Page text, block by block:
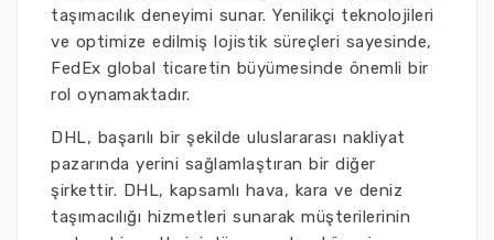
taşımacılık deneyimi sunar. Yenilikçi teknolojileri
ve optimize edilmiş lojistik süreçleri sayesinde,
FedEx global ticaretin büyümesinde önemli bir
rol oynamaktadır.
DHL, başarılı bir şekilde uluslararası nakliyat
pazarında yerini sağlamlaştıran bir diğer
şirkettir. DHL, kapsamlı hava, kara ve deniz
taşımacılığı hizmetleri sunarak müşterilerinin